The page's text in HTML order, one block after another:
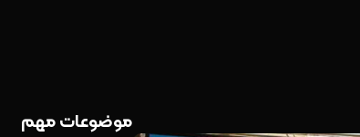
موضوعات مهم